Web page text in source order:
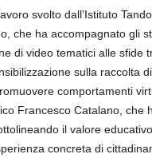
svolto dall’Istituto
che ha accompagnato gli
di video tematici alle sfide
sulla raccolta
comportamenti
Francesco Catalano, che
il valore
concreta di